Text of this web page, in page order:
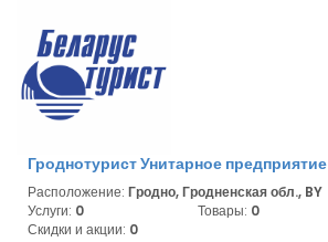
Гроднотурист Унитарное предприятие
Расположение: Гродно, Гродненская обл., BY
Услуги: 0 Товары: 0
Скидки и акции: 0